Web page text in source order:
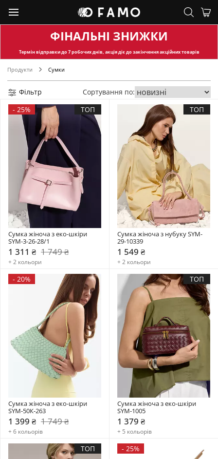
ФІНАЛЬНІ ЗНИЖКИ
Термін відправкидо 7 робочих днів, акція діє до закінчення акційних товарів
Продукти Сумки
Фільтр
Сортування по:
- 25% ТОП
Сумка жіноча з еко-шкіри
SYM-3-26-28/1
1 311 ₴ 1 749 ₴
+ 2 кольори
ТОП
Сумка жіноча з нубуку SYM-
29-10339
1 549 ₴
+ 2 кольори
- 20%
Сумка жіноча з еко-шкіри
SYM-50К-263
1 399 ₴ 1 749 ₴
+ 6 кольорів
ТОП
Сумка жіноча з еко-шкіри
SYM-1005
1 379 ₴
+ 5 кольорів
ТОП - 25%